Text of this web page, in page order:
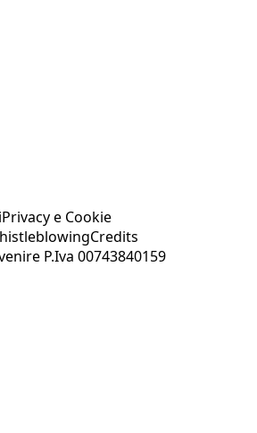
Privacy e Cookie
Credits
P.Iva 00743840159